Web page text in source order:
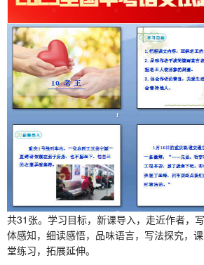
共31张。学习目标，新课导入，走近作者，
体感知，细读感悟，品味语言，写法探究，
堂练习，拓展延伸。